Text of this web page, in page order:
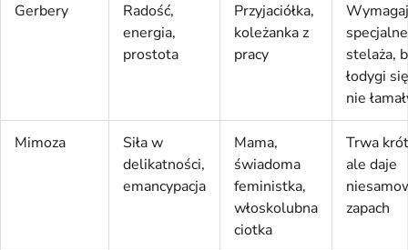
Gerbery
Radość,
energia,
prostota
Przyjaciółka,
koleżanka z
pracy
stelaża,
łodygi się
nie
Mimoza
Siła w
delikatności,
emancypacja
Mama,
świadoma
feministka,
włoskolubna
ciotka
Trwa
ale daje
zapach